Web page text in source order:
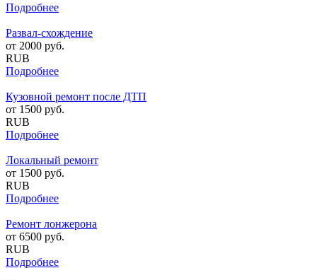
Подробнее
Развал-схождение
от 2000 руб.
RUB
Подробнее
Кузовной ремонт после ДТП
от 1500 руб.
RUB
Подробнее
Локальный ремонт
от 1500 руб.
RUB
Подробнее
Ремонт лонжерона
от 6500 руб.
RUB
Подробнее